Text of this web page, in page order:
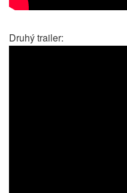
Druhý trailer: